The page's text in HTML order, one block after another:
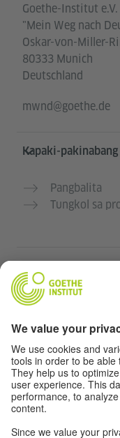
Goethe-Institut e.V.
"Mein Weg nach
Oskar-von-Miller-
80333 Munich
Deutschland
mwnd@goethe.de
Kapaki-
Pangbalita
Tungkol sa
Mga kursong
Portal para
Pribasiya at Pag-